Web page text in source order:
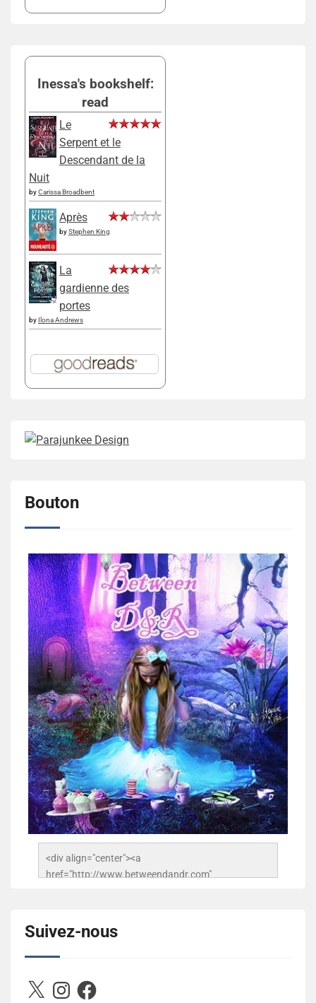
Inessa's bookshelf:
read
Le
Serpent et le
Descendant de la
Nuit
byCarissa Broadbent
Après
byStephen King
La
gardienne des
portes
by Ilona Andrews
Bouton
<div align="center"><a
href="http://www.betweendandr.com"
503716673157532-2788222864243652657-n.jpg"
alt="Between D&R" style="border:none;" /></a>
</div>
Suivez-nous
X InstagramFacebook